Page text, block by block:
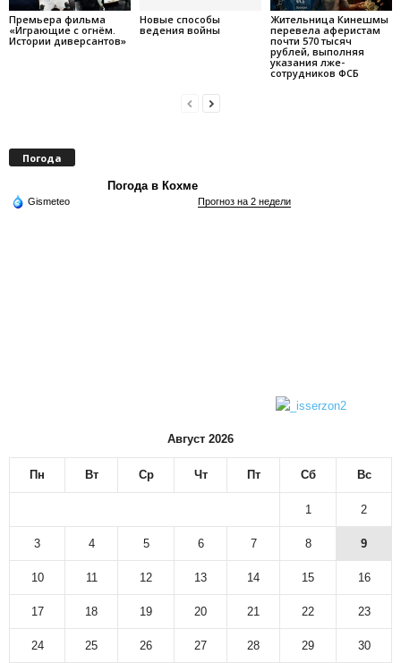
Премьера фильма
«Играющие с огнём.
Истории диверсантов»
Новые способы
ведения войны
Жительница Кинешмы
перевела аферистам
почти 570 тысяч
рублей, выполняя
указания лже-
сотрудников ФСБ
Погода
Погода в Кохме
Gismeteo Прогноз на 2 недели
Август 2026
Пн Вт Ср Чт Пт Сб Вс
1 2
3 4 5 6 7 8 9
10 11 12 13 14 15 16
17 18 19 20 21 22 23
24 25 26 27 28 29 30